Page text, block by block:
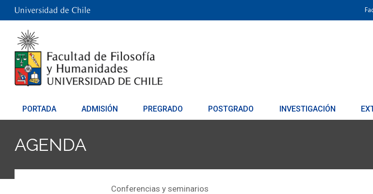
PORTADA ADMISIÓN PREGRADO POSTGRADO INVESTIGACIÓN
AGENDA
Conferencias y seminarios